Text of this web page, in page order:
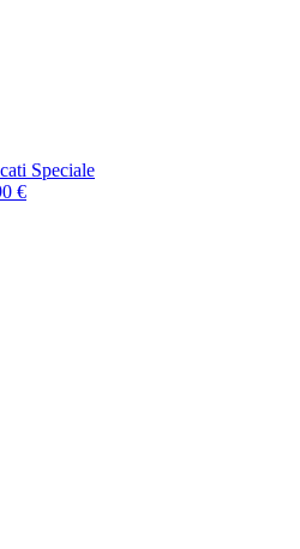
Speciale
€